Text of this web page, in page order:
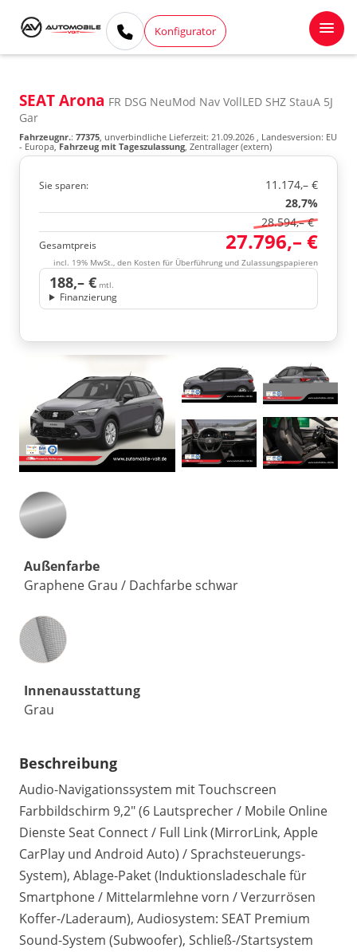
Konfigurator
SEAT Arona FR DSG NeuMod Nav VollLED SHZ StauA 5J
Gar
Fahrzeugnr.: 77375, unverbindliche Lieferzeit: 21.09.2026 , Landesversion: EU
- Europa,Fahrzeug mit Tageszulassung, Zentrallager (extern)
Sie sparen:
11.174,– €
28,7%
28.594,– €
Gesamtpreis 27.796,– €
incl. 19% MwSt., den Kosten für Überführung und Zulassungspapieren
188,– € mtl.
Finanzierung
Außenfarbe
Graphene Grau / Dachfarbe schwar
Innenausstattung
Innenausstattung
Grau
Beschreibung
Audio-Navigationssystem mit Touchscreen
Farbbildschirm 9,2" (6 Lautsprecher / Mobile Online
Dienste Seat Connect / Full Link (MirrorLink, Apple
CarPlay und Android Auto) / Sprachsteuerungs-
System), Ablage-Paket (Induktionsladeschale für
Smartphone / Mittelarmlehne vorn / Verzurrösen
Koffer-/Laderaum), Audiosystem: SEAT Premium
Sound-System (Subwoofer), Schließ-/Startsystem